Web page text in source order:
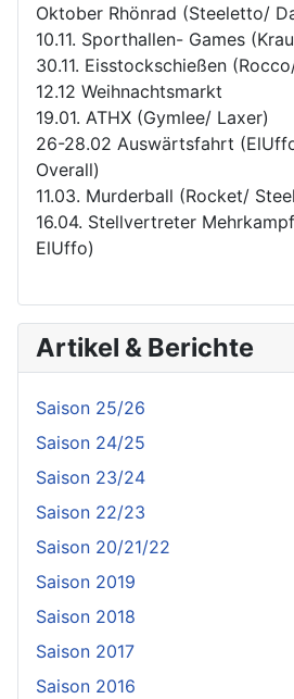
Oktober Rhönrad (Steeletto/
10.11. Sporthallen- Games
30.11. Eisstockschießen
12.12 Weihnachtsmarkt
19.01. ATHX (Gymlee/ Laxer)
26-28.02 Auswärtsfahrt
Overall)
11.03. Murderball (Rocket/
16.04. Stellvertreter
ElUffo)
Artikel & Berichte
Saison 25/26
Saison 24/25
Saison 23/24
Saison 22/23
Saison 20/21/22
Saison 2019
Saison 2018
Saison 2017
Saison 2016